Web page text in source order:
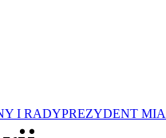
I RADYPREZYDENT